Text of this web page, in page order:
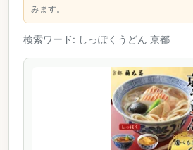
みます。
検索ワード: しっぽくうどん 京都